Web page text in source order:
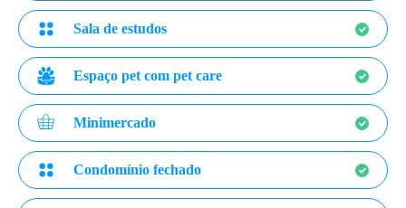
Sala de estudos
Espaço pet com pet care
Minimercado
Condomínio fechado